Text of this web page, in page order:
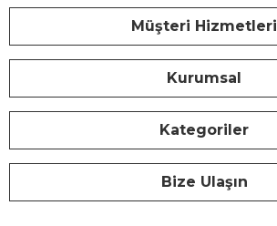
Müşteri Hizmetleri
Kurumsal
Kategoriler
Bize Ulaşın